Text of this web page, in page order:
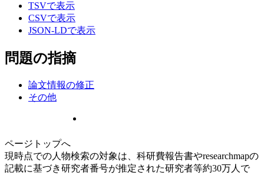
TSVで表示
CSVで表示
JSON-LDで表示
問題の指摘
論文情報の修正
その他
ページトップへ
現時点での人物検索の対象は、科研費報告書やresearchmapの
記載に基づき研究者番号が推定された研究者等約30万人で